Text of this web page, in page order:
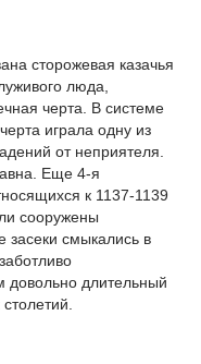
сторожевая казачья
люда,
черта. В системе
играла одну из
от неприятеля.
Еще 4-я
к 1137-1139
сооружены
смыкались в
длительный